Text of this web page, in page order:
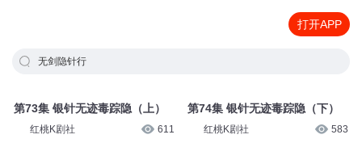
打开APP
无剑隐针行
第73集 银针无迹毒踪隐（上）
红桃K剧社 611
第74集 银针无迹毒踪隐（下）
红桃K剧社 583